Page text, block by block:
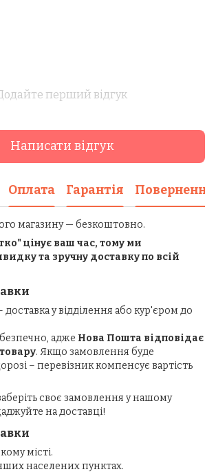
перший відгук
Написати відгук
Оплата Гарантія Повернення
магазину — безкоштовно.
цінує ваш час, тому ми
та зручну доставку по всій
доставка у відділення або кур'єром до
адже Нова Пошта відповідає
. Якщо замовлення буде
– перевізник компенсує вартість
своє замовлення у нашому
на доставці!
місті.
населених пунктах.